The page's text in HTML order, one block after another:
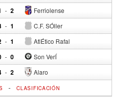
- Ferriolense
2
- C.F. SÓller
1
- AtlÉtico Rafal
1
- Son VerÍ
0
- Alaro
2
-CLASIFICACIÓN